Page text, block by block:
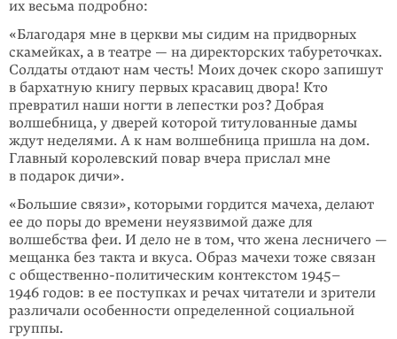
их весьма подробно:
«Благодаря мне в церкви мы сидим на придворных
скамейках, а в теа­тре — на директорских табуреточках.
Солдаты отдают нам честь! Моих дочек скоро запишут
в бархатную книгу первых красавиц двора! Кто
превратил наши ногти в лепестки роз? Добрая
волшебница, у дверей ко­торой титулованные дамы
ждут неделями. А к нам волшебница пришла на дом.
Главный королевский повар вчера прислал мне
в подарок дичи».
«Большие связи», которыми гордится мачеха, делают
ее до поры до времени неуязвимой даже для
волшебства феи. И дело не в том, что жена лесничего —
мещанка без такта и вкуса. Образ мачехи тоже связан
с общественно-полити­ческим контекстом 1945–
1946 годов: в ее поступках и речах читатели и зри­те­ли
раз­ли­чали особенности определенной социальной
группы.